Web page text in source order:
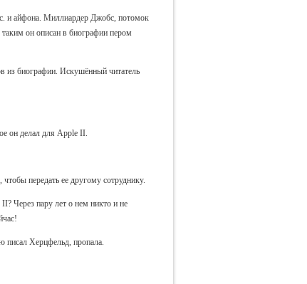
и айфона. Миллиардер Джобс, потомок
он описан в биографии пером
из биографии. Искушённый читатель
он делал для Apple II.
передать ее другому сотруднику.
Через пару лет о нем никто и не
Херцфельд, пропала.